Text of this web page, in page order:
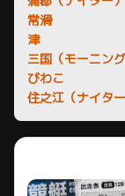
常滑
津
三国（モーニング
びわこ
住之江（ナイター